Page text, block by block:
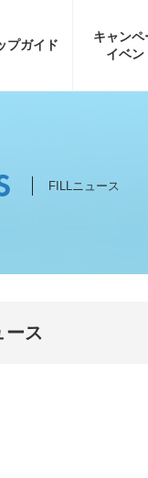
プガイド
キャンペ
イベン
FILLニュース
ス